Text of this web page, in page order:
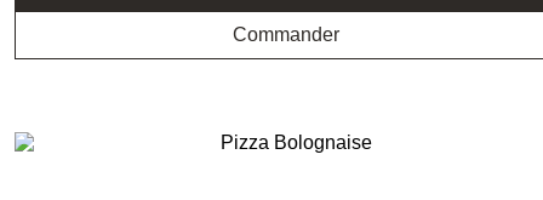
Commander